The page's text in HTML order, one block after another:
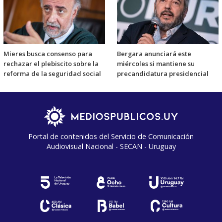
Mieres busca consenso para
rechazar el plebiscito sobre la
reforma de la seguridad social
Bergara anunciará este
miércoles si mantiene su
precandidatura presidencial
Portal de contenidos del Servicio de Comunicación
Audiovisual Nacional - SECAN - Uruguay